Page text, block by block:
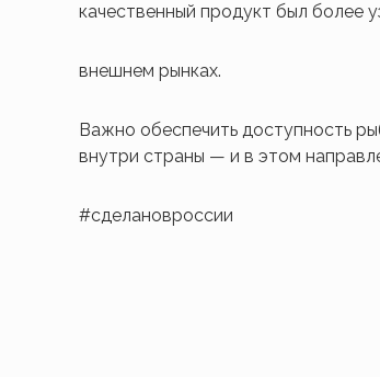
качественный продукт был более
внешнем рынках.
Важно обеспечить доступность
внутри страны — и в этом
#сделановроссии